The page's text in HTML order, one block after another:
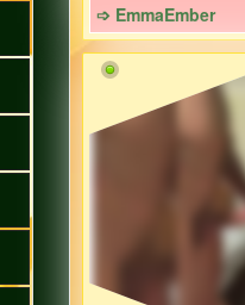
➩ EmmaEmber